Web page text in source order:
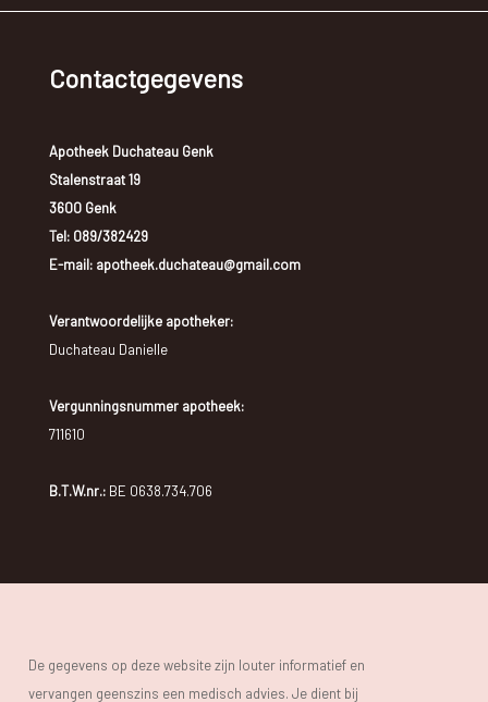
Contactgegevens
Apotheek Duchateau Genk
Stalenstraat 19
3600 Genk
Tel: 089/382429
E-mail: apotheek.duchateau@gmail.com
Verantwoordelijke apotheker:
Duchateau Danielle
Vergunningsnummer apotheek:
711610
B.T.W.nr.:BE 0638.734.706
De gegevens op deze website zijn louter informatief en
vervangen geenszins een medisch advies. Je dient bij